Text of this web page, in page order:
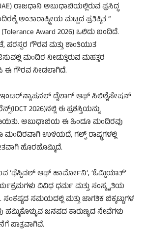
ರಾಜಧಾನಿ ಅಬುಧಾಬಿಯಲ್ಲಿರುವ ಪ್ರಸಿದ್ಧ
ಅಂತಾರಾಷ್ಟ್ರೀಯ ಮಟ್ಟದ ಪ್ರತಿಷ್ಠಿತ “
(Tolerance Award 2026) ಒಲಿದು ಬಂದಿದೆ.
ಪರಸ್ಪರ ಗೌರವ ಮತ್ತು ಶಾಂತಿಯುತ
ಮಂದಿರ ನೀಡುತ್ತಿರುವ ಮಹತ್ತರ
ಈ ಗೌರವ ನೀಡಲಾಗಿದೆ.
ಇಂಟರ್​ನ್ಯಾಷನಲ್ ಡೈಲಾಗ್ ಆಫ್ ಸಿಲಿಲೈಸೇಷನ್
2026)ನಲ್ಲಿ ಈ ಪ್ರಶಸ್ತಿಯನ್ನು
ಅಬುಧಾಬಿಯ ಈ ಹಿಂದೂ ಮಂದಿರವು
ಮಂದಿರವಾಗಿ ಉಳಿಯದೆ, ಗಲ್ಫ್ ರಾಷ್ಟ್ರಗಳಲ್ಲಿ
ಹೊರಹೊಮ್ಮಿದೆ.
‘ಫೆಸ್ಟಿವಲ್ ಆಫ್ ಹಾರ್ಮೋನಿ’, ‘ಓಮ್ಸಿಯಾತ್’
ವಿವಿಧ ಧರ್ಮ ಮತ್ತು ಸಂಸ್ಕೃತಿಯ
ಸಂಕಷ್ಟದ ಸಮಯದಲ್ಲಿ ಮತ್ತು ಜಾಗತಿಕ ಬಿಕ್ಕಟ್ಟುಗಳ
ಜನಪದ ಕಾರುಣ್ಯದ ಸೇವೆಗಳು
ಪಾತ್ರವಾಗಿವೆ.